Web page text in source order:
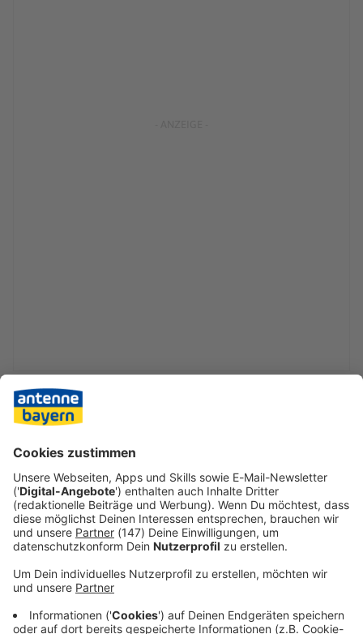
Doch auch versöhnliche Töne kamen - etwa von
Finanzsenator Dressel. Er hoffe auf schnelle Fortschritte
etwa bei Akzenten im Nachwuchsbereich, bei Azubis und
Anwärtern. «Der öffentliche Dienst muss für junge